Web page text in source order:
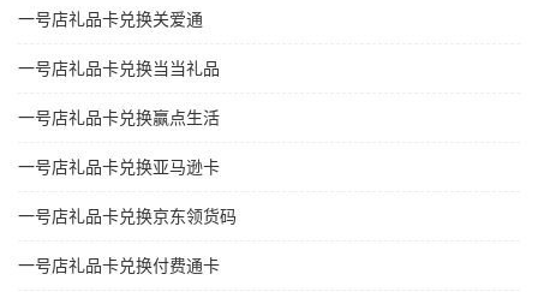
一号店礼品卡兑换关爱通
一号店礼品卡兑换当当礼品
一号店礼品卡兑换赢点生活
一号店礼品卡兑换亚马逊卡
一号店礼品卡兑换京东领货码
一号店礼品卡兑换付费通卡